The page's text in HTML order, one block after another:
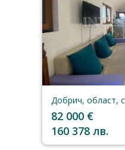
82 000 €
160 378 лв.